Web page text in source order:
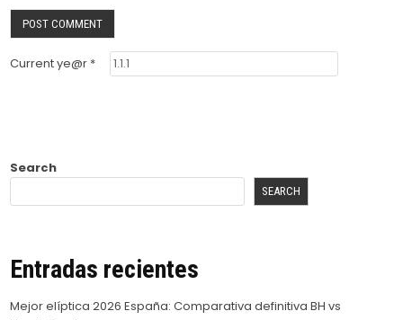
Current ye@r *
Search
SEARCH
Entradas recientes
Mejor elíptica 2026 España: Comparativa definitiva BH vs